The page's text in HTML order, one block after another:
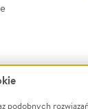
podobnych